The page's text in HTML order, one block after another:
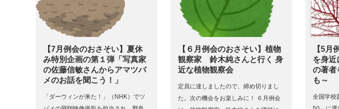
【7月例会のおさそい】夏休
み特別企画の第１弾「写真家
の佐藤信敏さんからアマツバ
メのお話を聞こう！」
「ダーウィンが来た！」（NHK）でツ
【６月例会のおさそい】植物
観察家 鈴木純さんと行く 身
近な植物観察会
定員に達しましたので、締め切りまし
た。次の機会をお楽しみに！ ６月例会
【5月
を身
の著者
も～
全国学校